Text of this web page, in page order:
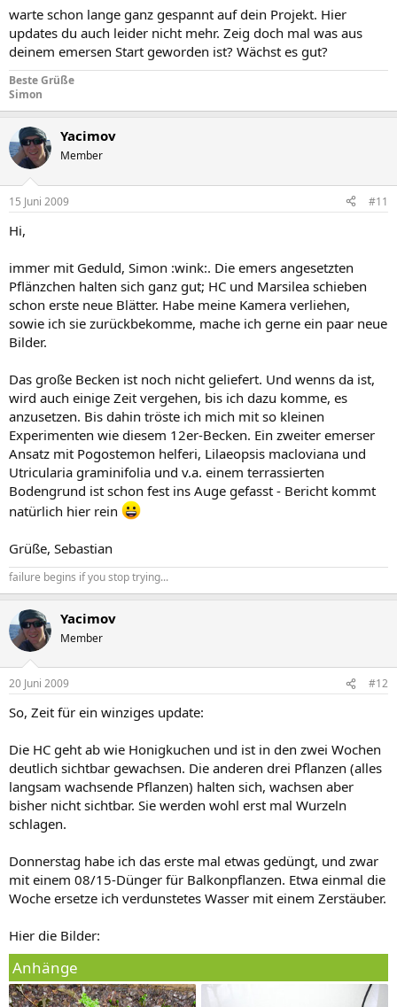
warte schon lange ganz gespannt auf dein Projekt. Hier
updates du auch leider nicht mehr. Zeig doch mal was aus
deinem emersen Start geworden ist? Wächst es gut?
Beste Grüße
Simon
Yacimov
Member
15 Juni 2009 #11
Hi,
immer mit Geduld, Simon :wink:. Die emers angesetzten
Pflänzchen halten sich ganz gut; HC und Marsilea schieben
schon erste neue Blätter. Habe meine Kamera verliehen,
sowie ich sie zurückbekomme, mache ich gerne ein paar neue
Bilder.
Das große Becken ist noch nicht geliefert. Und wenns da ist,
wird auch einige Zeit vergehen, bis ich dazu komme, es
anzusetzen. Bis dahin tröste ich mich mit so kleinen
Experimenten wie diesem 12er-Becken. Ein zweiter emerser
Ansatz mit Pogostemon helferi, Lilaeopsis macloviana und
Utricularia graminifolia und v.a. einem terrassierten
Bodengrund ist schon fest ins Auge gefasst - Bericht kommt
natürlich hier rein
Grüße, Sebastian
failure begins if you stop trying...
Yacimov
Member
20 Juni 2009 #12
So, Zeit für ein winziges update:
Die HC geht ab wie Honigkuchen und ist in den zwei Wochen
deutlich sichtbar gewachsen. Die anderen drei Pflanzen (alles
langsam wachsende Pflanzen) halten sich, wachsen aber
bisher nicht sichtbar. Sie werden wohl erst mal Wurzeln
schlagen.
Donnerstag habe ich das erste mal etwas gedüngt, und zwar
mit einem 08/15-Dünger für Balkonpflanzen. Etwa einmal die
Woche ersetze ich verdunstetes Wasser mit einem Zerstäuber.
Hier die Bilder:
Anhänge